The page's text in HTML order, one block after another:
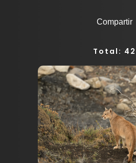
Compartir
Total: 42